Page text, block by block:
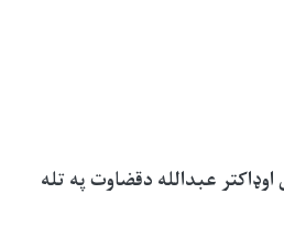
عبدالله دقضاوت په تله